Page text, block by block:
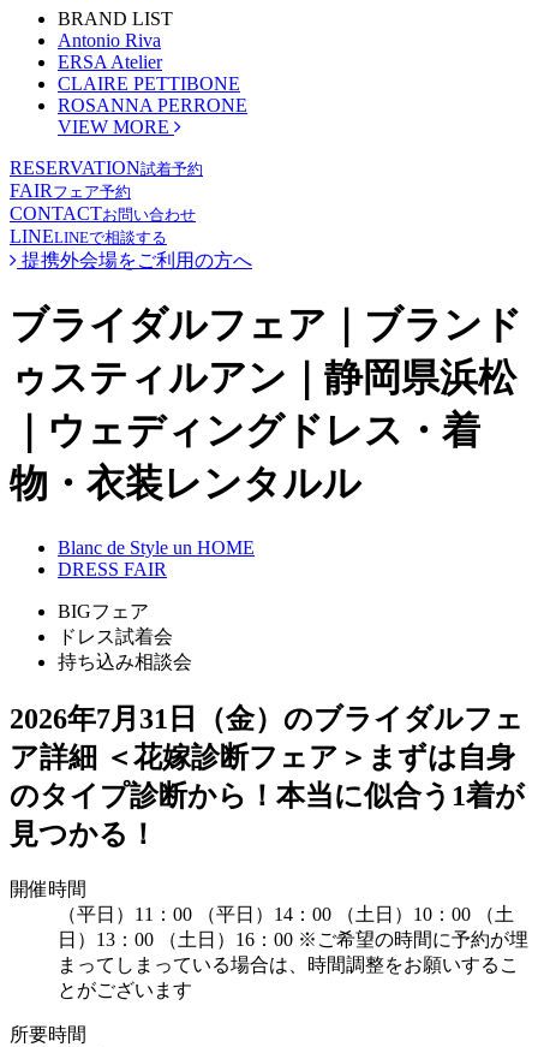
BRAND LIST
Antonio Riva
ERSA Atelier
CLAIRE PETTIBONE
ROSANNA PERRONE
VIEW MORE
RESERVATION試着予約
FAIR フェア予約
CONTACTお問い合わせ
LINELINEで相談する
提携外会場をご利用の方へ
ブライダルフェア｜ブランド
ゥスティルアン｜静岡県浜松
｜ウェディングドレス・着
物・衣装レンタルル
Blanc de Style un HOME
DRESS FAIR
BIGフェア
ドレス試着会
持ち込み相談会
2026年7月31日（金）のブライダルフェ
ア詳細 ＜花嫁診断フェア＞まずは自身
のタイプ診断から！本当に似合う1着が
見つかる！
開催時間
（平日）11：00
（平日）14：00 （土日）10：00
（土
日）13：00
（土日）16：00 ※ご希望の時間に予約が埋
まってしまっている場合は、時間調整をお願いするこ
とがございます
所要時間